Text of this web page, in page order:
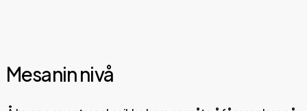
Mesanin nivå